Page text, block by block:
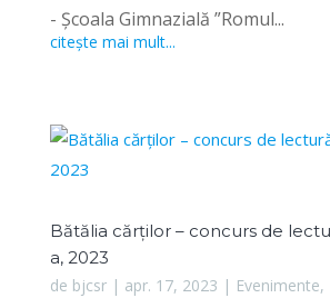
- Școala Gimnazială ”Romul...
citește mai mult...
Bătălia cărților – concurs de
a, 2023
de bjcsr| apr. 17, 2023 | Evenimente,